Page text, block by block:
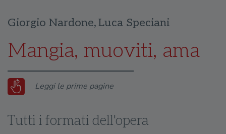
Giorgio Nardone,Luca Speciani
Mangia, muoviti, ama
Leggi le prime pagine
Tutti i formati dell'opera